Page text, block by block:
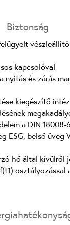
Biztonság
kapcsolóval
nyitás és zárás
kiegészítő
a DIN 18008-
ESG, belső üveg
hő által kívülről
osztályozással